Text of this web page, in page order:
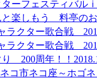
ターフェスティバル
と楽しもう 料亭の
ラクター歌合戦
ラクター歌合戦
200周年！！
コ市ネコ座～ホゴネ